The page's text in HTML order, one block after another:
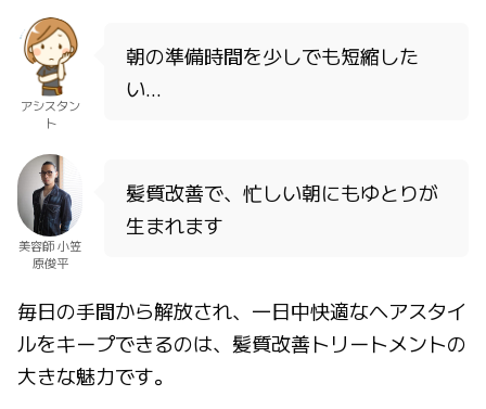
アシスタン
ト
朝の準備時間を少しでも短縮した
い…
美容師 小笠
原俊平
髪質改善で、忙しい朝にもゆとりが
生まれます
毎日の手間から解放され、一日中快適なヘアスタイ
ルをキープできるのは、髪質改善トリートメントの
大きな魅力です。